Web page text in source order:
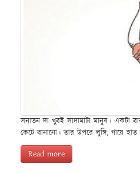
সনাতন দা খুবই সাদামাটা মানুষ। একটা
কেটে বানানো। তার উপরে লুঙ্গি, গায়ে হাত
Read more